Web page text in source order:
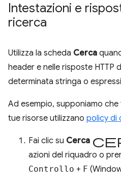
Intestazioni e
ricerca
Utilizza la scheda Cerca
header e nelle risposte HTTP
determinata stringa o
Ad esempio, supponiamo
tue risorse utilizzano policy di
Fai clic su Cerca
azioni del riquadro o
Controllo + F